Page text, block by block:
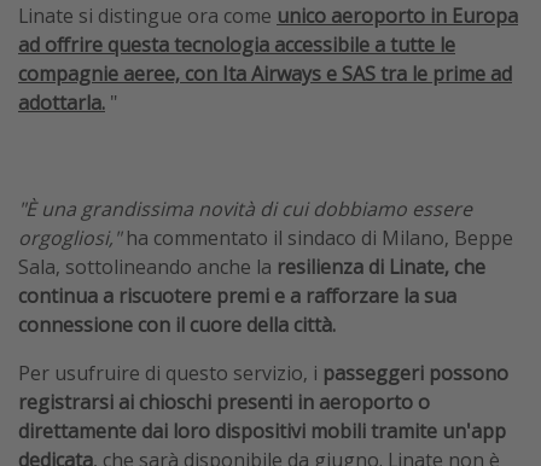
Linate si distingue ora come unico aeroporto in Europa
ad offrire questa tecnologia accessibile a tutte le
compagnie aeree, con Ita Airways e SAS tra le prime ad
adottarla. "
"È una grandissima novità di cui dobbiamo essere
orgogliosi,"ha commentato il sindaco di Milano, Beppe
Sala, sottolineando anche la resilienza di Linate, che
continua a riscuotere premi e a rafforzare la sua
connessione con il cuore della città.
Per usufruire di questo servizio, i passeggeri possono
registrarsi ai chioschi presenti in aeroporto o
direttamente dai loro dispositivi mobili tramite un'app
dedicata, che sarà disponibile da giugno. Linate non è